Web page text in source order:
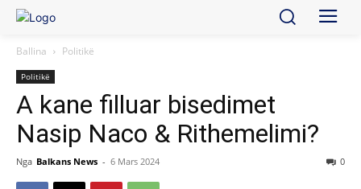
Ballina Politikë
Politikë
A kane filluar bisedimet
Nasip Naco & Rithemelimi?
Nga Balkans News - 6 Mars 2024 0